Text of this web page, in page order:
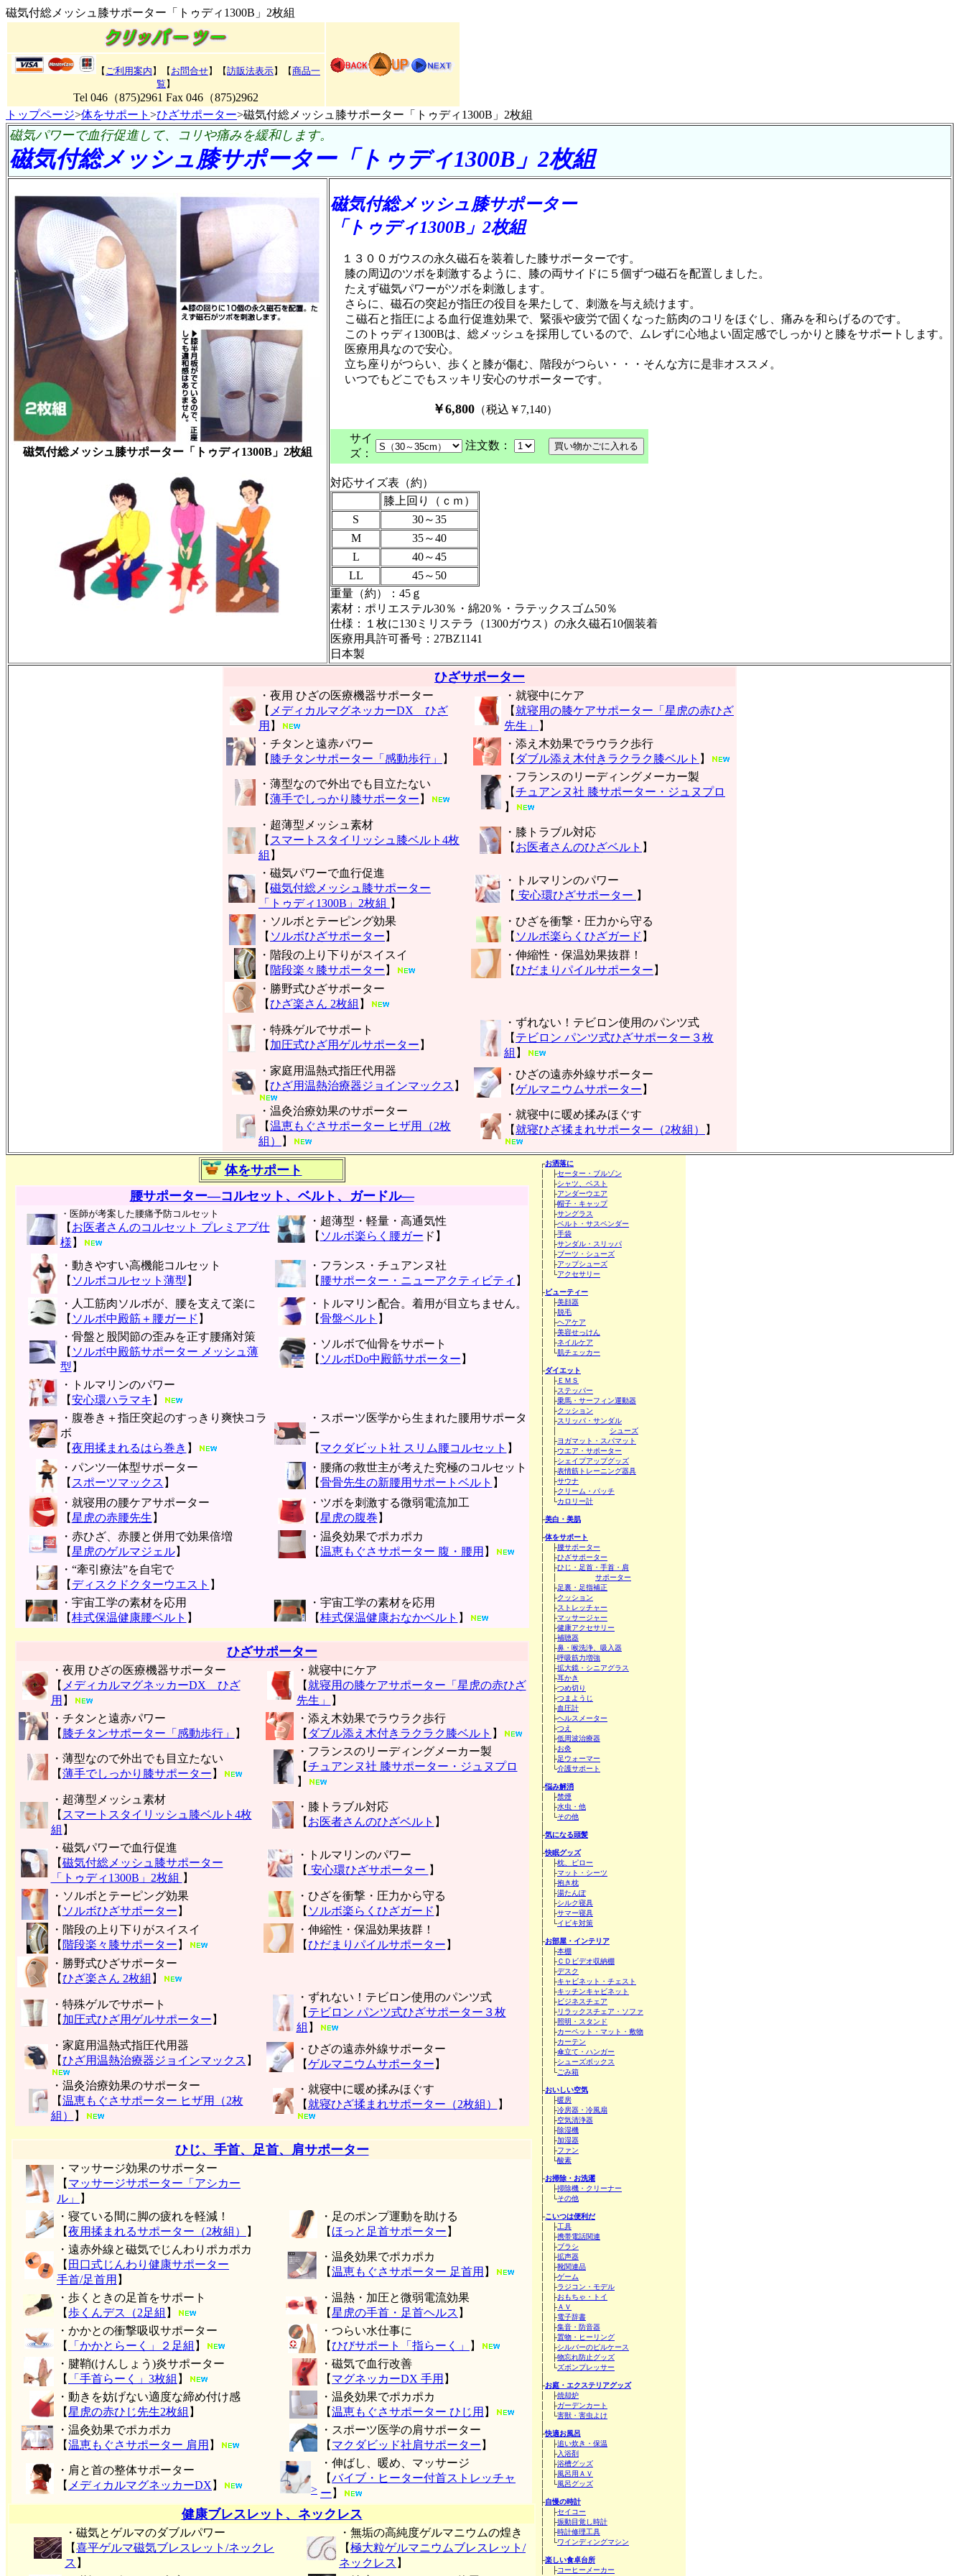
磁気付総メッシュ膝サポーター「トゥディ1300B」2枚組
【 ご利用案内 】【 お問合せ】【訪販法表示】 【商品一
覧 】
Tel 046（875)2961 Fax 046（875)2962
トップページ>体をサポート >ひざサポーター>磁気付総メッシュ膝サポーター「トゥディ1300B」2枚組
磁気パワーで血行促進して、コリや痛みを緩和します。
磁気付総メッシュ膝サポーター「トゥディ1300B」2枚組
磁気付総メッシュ膝サポーター「トゥディ1300B」2枚組
磁気付総メッシュ膝サポーター
「トゥディ1300B」2枚組
１３００ガウスの永久磁石を装着した膝サポーターです。
膝の周辺のツボを刺激するように、膝の両サイドに５個ずつ磁石を配置しました。
たえず磁気パワーがツボを刺激します。
さらに、磁石の突起が指圧の役目を果たして、刺激を与え続けます。
こ磁石と指圧による血行促進効果で、緊張や疲労で固くなった筋肉のコリをほぐし、痛みを和らげるのです。
このトゥディ1300Bは、総メッシュを採用しているので、ムレずに心地よい固定感でしっかりと膝をサポートします。
医療用具なので安心。
立ち座りがつらい、歩くと膝が傷む、階段がつらい・・・そんな方に是非オススメ。
いつでもどこでもスッキリ安心のサポーターです。
￥6,800 （税込￥7,140）
サイ
ズ：
注文数：
対応サイズ表（約）
膝上回り（ｃｍ）
S
30～35
M
35～40
L
40～45
LL
45～50
重量（約）：45ｇ
素材：ポリエステル30％・綿20％・ラテックスゴム50％
仕様：１枚に130ミリステラ（1300ガウス）の永久磁石10個装着
医療用具許可番号：27BZ1141
日本製
ひざサポーター
・夜用 ひざの医療機器サポーター
【 メディカルマグネッカーDX ひざ
用 】
・就寝中にケア
【 就寝用の膝ケアサポーター「星虎の赤ひざ
先生」
】
・チタンと遠赤パワー
【 膝チタンサポーター「感動歩行」 】
・添え木効果でラウラク歩行
【 ダブル添え木付きラクラク膝ベルト 】
・薄型なので外出でも目立たない
【薄手でしっかり膝サポーター 】
・フランスのリーディングメーカー製
【チュアンヌ社 膝サポーター・ジュヌプロ
】
・超薄型メッシュ素材
【 スマートスタイリッシュ膝ベルト4枚
組 】
・膝トラブル対応
【 お医者さんのひざベルト 】
・磁気パワーで血行促進
【磁気付総メッシュ膝サポーター
「トゥディ1300B」2枚組 】
・トルマリンのパワー
【 安心環ひざサポーター 】
・ソルボとテーピング効果
【 ソルボひざサポーター 】
・ひざを衝撃・圧力から守る
【 ソルボ楽らくひざガード 】
・階段の上り下りがスイスイ
【 階段楽々膝サポーター 】
・伸縮性・保温効果抜群！
【ひだまりパイルサポーター 】
・勝野式ひざサポーター
【ひざ楽さん 2枚組 】
・特殊ゲルでサポート
【 加圧式ひざ用ゲルサポーター 】
・ずれない！テビロン使用のパンツ式
【 テビロン パンツ式ひざサポーター３枚
組 】
・家庭用温熱式指圧代用器
【ひざ用温熱治療器ジョインマックス 】
・ひざの遠赤外線サポーター
【ゲルマニウムサポーター 】
・温灸治療効果のサポーター
【温恵もぐさサポーター ヒザ用（2枚
組）
】
・就寝中に暖め揉みほぐす
【 就寝ひざ揉まれサポーター（2枚組） 】
体をサポート ┌お洒落に
│ ├セーター・ブルゾン
│ ├シャツ、ベスト
│ ├アンダーウエア
│ ├帽子・キャップ
│ ├サングラス
│ ├ベルト・サスペンダー
│ ├手袋
│ ├サンダル・スリッパ
│ ├ブーツ・シューズ
│ ├アップシューズ
│ └アクセサリー
├ビューティー
│ ├美顔器
│ ├脱毛
│ ├ヘアケア
│ ├美容せっけん
│ ├ネイルケア
│ └肌チェッカー
├ダイエット
│ ├ＥＭＳ
│ ├ステッパー
│ ├乗馬・サーフィン運動器
│ ├クッション
│ ├スリッパ・サンダル
シューズ
│ ├ヨガマット・スパマット
│ ├ウエア・サポーター
│ ├シェイプアップグッズ
│ ├表情筋トレーニング器具
│ ├サウナ
│ ├クリーム・パッチ
│ └カロリー計
├美白・美肌
├体をサポート
│ ├腰サポーター
│ ├ひざサポーター
│ ├ひじ・足首・手首・肩
サポーター
│ ├足裏・足指補正
│ ├クッション
│ ├ストレッチャー
│ ├マッサージャー
│ ├健康アクセサリー
│ ├補聴器
│ ├鼻・喉洗浄、吸入器
│ ├呼吸筋力増強
│ ├拡大鏡・シニアグラス
│ ├耳かき
│ ├つめ切り
│ ├つまようじ
│ ├血圧計
│ ├ヘルスメーター
│ ├つえ
│ ├低周波治療器
│ ├お灸
│ ├足ウォーマー
│ └介護サポート
├悩み解消
│ ├禁煙
│ ├水虫・他
│ └その他
├気になる頭髪
├快眠グッズ
│ ├枕、ピロー
│ ├マット・シーツ
│ ├抱き枕
│ ├湯たんぽ
│ ├シルク寝具
│ ├サマー寝具
│ └イビキ対策
├お部屋・インテリア
│ ├本棚
│ ├ＣＤビデオ収納棚
│ ├デスク
│ ├キャビネット・チェスト
│ ├キッチンキャビネット
│ ├ビジネスチェア
│ ├リラックスチェア・ソファ
│ ├照明・スタンド
│ ├カーペット・マット・敷物
│ ├カーテン
│ ├傘立て・ハンガー
│ ├シューズボックス
│ └ごみ箱
├おいしい空気
│ ├暖房
│ ├冷房器・冷風扇
│ ├空気清浄器
│ ├除湿機
│ ├加湿器
│ ├ファン
│ └酸素
├お掃除・お洗濯
│ ├掃除機・クリーナー
│ └その他
├こいつは便利だ
│ ├工具
│ ├携帯電話関連
│ ├ブラシ
│ ├拡声器
│ ├靴関連品
│ ├ゲーム
│ ├ラジコン・モデル
│ ├おもちゃ・トイ
│ ├ＡＶ
│ ├電子辞書
│ ├集音・防音器
│ ├置物・ヒーリング
│ ├シルバーのピルケース
│ ├物忘れ防止グッズ
│ └ズボンプレッサー
├お庭・エクステリアグッズ
│ ├焼却炉
│ ├ガーデンカート
│ └害獣・害虫よけ
├快適お風呂
│ ├追い炊き・保温
│ ├入浴剤
│ ├浴槽グッズ
│ ├風呂用ＡＶ
│ └風呂グッズ
├自慢の時計
│ ├セイコー
│ ├振動目覚し時計
│ ├時計修理工具
│ └ワインディングマシン
├楽しい食卓台所
│ ├コーヒーメーカー
腰サポーター―コルセット、ベルト、ガードル―
・医師が考案した腰痛予防コルセット
【 お医者さんのコルセット プレミアプ仕
様 】
・超薄型・軽量・高通気性
【 ソルボ楽らく腰ガー ド】
・動きやすい高機能コルセット
【 ソルボコルセット薄型 】
・フランス・チュアンヌ社
【 腰サポーター・ニューアクティビティ 】
・人工筋肉ソルボが、腰を支えて楽に
【 ソルボ中殿筋＋腰ガード 】
・トルマリン配合。着用が目立ちません。
【骨盤ベルト 】
・骨盤と股関節の歪みを正す腰痛対策
【 ソルボ中殿筋サポーター メッシュ薄
型 】
・ソルボで仙骨をサポート
【 ソルボDo中殿筋サポーター 】
・トルマリンのパワー
【安心環ハラマキ 】
・腹巻き＋指圧突起のすっきり爽快コラ
ボ
【夜用揉まれるはら巻き 】
・スポーツ医学から生まれた腰用サポータ
ー
【 マクダビット社 スリム腰コルセット 】
・パンツ一体型サポーター
【 スポーツマックス 】
・腰痛の救世主が考えた究極のコルセット
【骨骨先生の新腰用サポートベルト 】
・就寝用の腰ケアサポーター
【星虎の赤腰先生 】
・ツボを刺激する微弱電流加工
【星虎の腹巻 】
・赤ひざ、赤腰と併用で効果倍増
【星虎のゲルマジェル】
・温灸効果でポカポカ
【温恵もぐさサポーター 腹・腰用 】
・“牽引療法”を自宅で
【 ディスクドクターウエスト 】
・宇宙工学の素材を応用
【桂式保温健康腰ベルト 】
・宇宙工学の素材を応用
【桂式保温健康おなかベルト 】
ひざサポーター
・夜用 ひざの医療機器サポーター
【 メディカルマグネッカーDX ひざ
用 】
・就寝中にケア
【 就寝用の膝ケアサポーター「星虎の赤ひざ
先生」
】
・チタンと遠赤パワー
【 膝チタンサポーター「感動歩行」 】
・添え木効果でラウラク歩行
【 ダブル添え木付きラクラク膝ベルト 】
・薄型なので外出でも目立たない
【薄手でしっかり膝サポーター 】
・フランスのリーディングメーカー製
【チュアンヌ社 膝サポーター・ジュヌプロ
】
・超薄型メッシュ素材
【 スマートスタイリッシュ膝ベルト4枚
組 】
・膝トラブル対応
【 お医者さんのひざベルト 】
・磁気パワーで血行促進
【磁気付総メッシュ膝サポーター
「トゥディ1300B」2枚組 】
・トルマリンのパワー
【 安心環ひざサポーター 】
・ソルボとテーピング効果
【 ソルボひざサポーター 】
・ひざを衝撃・圧力から守る
【 ソルボ楽らくひざガード 】
・階段の上り下りがスイスイ
【 階段楽々膝サポーター 】
・伸縮性・保温効果抜群！
【ひだまりパイルサポーター 】
・勝野式ひざサポーター
【ひざ楽さん 2枚組 】
・特殊ゲルでサポート
【 加圧式ひざ用ゲルサポーター 】
・ずれない！テビロン使用のパンツ式
【 テビロン パンツ式ひざサポーター３枚
組 】
・家庭用温熱式指圧代用器
【ひざ用温熱治療器ジョインマックス 】
・ひざの遠赤外線サポーター
【ゲルマニウムサポーター 】
・温灸治療効果のサポーター
【温恵もぐさサポーター ヒザ用（2枚
組）
】
・就寝中に暖め揉みほぐす
【 就寝ひざ揉まれサポーター（2枚組） 】
ひじ、手首、足首、肩サポーター
・マッサージ効果のサポーター
【 マッサージサポーター「アシカー
ル」
】
・寝ている間に脚の疲れを軽減！
【夜用揉まれるサポーター（2枚組） 】
・足のポンプ運動を助ける
【 ほっと足首サポーター 】
・遠赤外線と磁気でじんわりポカポカ
【 田口式じんわり健康サポーター
手首/足首用 】
・温灸効果でポカポカ
【温恵もぐさサポーター 足首用 】
・歩くときの足首をサポート
【歩くんデス（2足組 】
・温熱・加圧と微弱電流効果
【星虎の手首・足首ヘルス 】
・かかとの衝撃吸収サポーター
【
「かかとらーく」２足組 】
・つらい水仕事に
【ひびサポート「指らーく」
】
・腱鞘(けんしょう)炎サポーター
【
「手首らーく」3枚組 】
・磁気で血行改善
【 マグネッカーDX 手用 】
・動きを妨げない適度な締め付け感
【星虎の赤ひじ先生2枚組 】
・温灸効果でポカポカ
【温恵もぐさサポーター ひじ用 】
・温灸効果でポカポカ
【温恵もぐさサポーター 肩用 】
・スポーツ医学の肩サポーター
【 マクダビッド社肩サポーター 】
・肩と首の整体サポーター
【 メディカルマグネッカーDX 】 >
・伸ばし、暖め、マッサージ
【バイブ・ヒーター付首ストレッチャ
ー 】
健康ブレスレット、ネックレス
・磁気とゲルマのダブルパワー
【喜平ゲルマ磁気ブレスレット/ネックレ
ス 】
・無垢の高純度ゲルマニウムの煌き
【極大粒ゲルマニウムブレスレット/
ネックレス 】